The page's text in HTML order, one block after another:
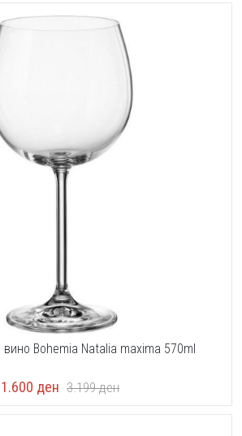
Bohemia Natalia maxima 570ml
1.600 ден 3.199ден